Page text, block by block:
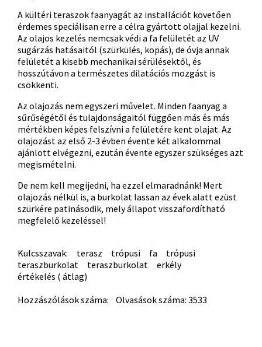
A kültéri teraszok faanyagát az installációt követően
érdemes speciálisan erre a célra gyártott olajjal kezelni.
Az olajos kezelés nemcsak védi a fa felületét az UV
sugárzás hatásaitól (szürkülés, kopás), de óvja annak
felületét a kisebb mechanikai sérülésektől, és
hosszútávon a természetes dilatációs mozgást is
csökkenti.
Az olajozás nem egyszeri művelet. Minden faanyag a
sűrűségétől és tulajdonságaitól függően más és más
mértékben képes felszívni a felületére kent olajat. Az
olajozást az első 2-3 évben évente két alkalommal
ajánlott elvégezni, ezután évente egyszer szükséges azt
megismételni.
De nem kell megijedni, ha ezzel elmaradnánk! Mert
olajozás nélkül is, a burkolat lassan az évek alatt ezüst
szürkére patinásodik, mely állapot visszafordítható
megfelelő kezeléssel!
Kulcsszavak: terasz trópusi fa
trópusi
teraszburkolat
teraszburkolat
erkély
értékelés ( átlag)
Hozzászólások száma: Olvasások száma: 3533